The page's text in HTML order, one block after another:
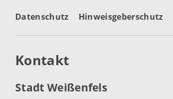
Datenschutz Hinweisgeberschutz
Kontakt
Stadt Weißenfels